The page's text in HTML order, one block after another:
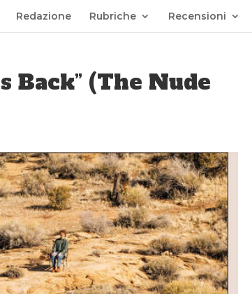
Redazione Rubriche Recensioni
Back” (The Nude